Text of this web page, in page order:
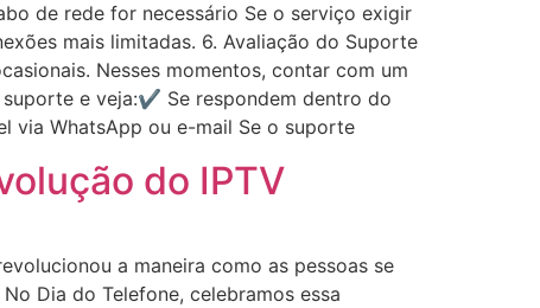
de rede for necessário Se o serviço exigir
mais limitadas. 6. Avaliação do Suporte
Nesses momentos, contar com um
e veja:✔ Se respondem dentro do
WhatsApp ou e-mail Se o suporte
do IPTV
a maneira como as pessoas se
Dia do Telefone, celebramos essa